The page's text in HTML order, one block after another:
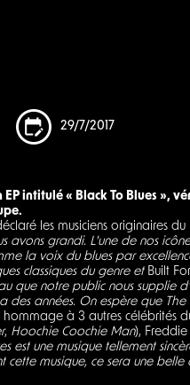
29/7/2017
EP intitulé « Black To Blues »,
les musiciens originaires du
avons grandi. L'une de nos
la voix du blues par
classiques du genre etBuilt
que notre public nous supplie
des années. On espère que
à 3 autres célébrités
, Hoochie Coochie Man), Freddie
est une musique tellement
cette musique, ce sera une belle